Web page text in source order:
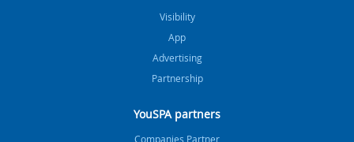
Visibility
App
Advertising
Partnership
YouSPA partners
Companies Partner